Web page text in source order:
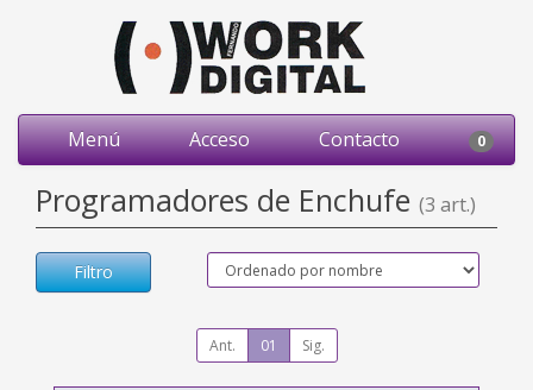
Menú Acceso Contacto 0
Programadores de Enchufe (3 art.)
Filtro
Ant. 01 Sig.